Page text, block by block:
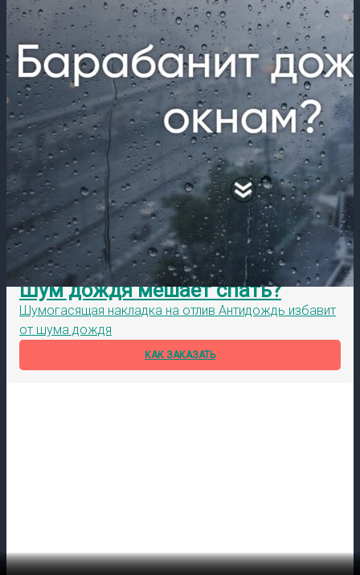
Шум дождя мешает спать?
Шумогасящая накладка на отлив Антидождь избавит
от шума дождя
КАК ЗАКАЗАТЬ